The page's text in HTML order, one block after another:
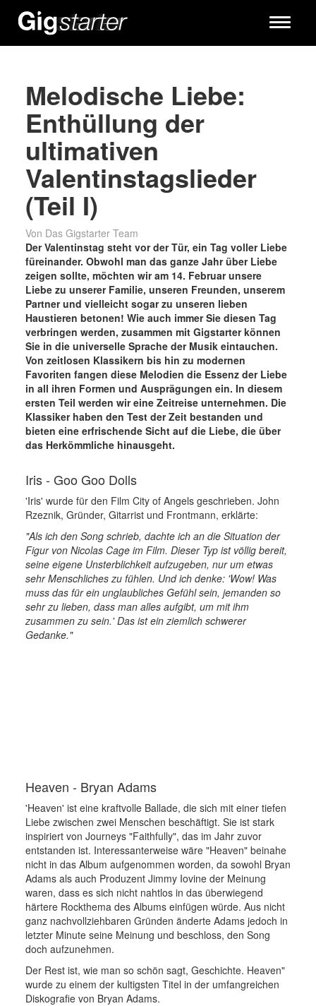
Toggle
Melodische Liebe:
Enthüllung der
ultimativen
Valentinstagslieder
(Teil I)
Von Das Gigstarter Team
Der Valentinstag steht vor der Tür, ein Tag voller Liebe
füreinander. Obwohl man das ganze Jahr über Liebe
zeigen sollte, möchten wir am 14. Februar unsere
Liebe zu unserer Familie, unseren Freunden, unserem
Partner und vielleicht sogar zu unseren lieben
Haustieren betonen! Wie auch immer Sie diesen Tag
verbringen werden, zusammen mit Gigstarter können
Sie in die universelle Sprache der Musik eintauchen.
Von zeitlosen Klassikern bis hin zu modernen
Favoriten fangen diese Melodien die Essenz der Liebe
in all ihren Formen und Ausprägungen ein. In diesem
ersten Teil werden wir eine Zeitreise unternehmen. Die
Klassiker haben den Test der Zeit bestanden und
bieten eine erfrischende Sicht auf die Liebe, die über
das Herkömmliche hinausgeht.
Iris - Goo Goo Dolls
'Iris' wurde für den Film City of Angels geschrieben. John
Rzeznik, Gründer, Gitarrist und Frontmann, erklärte:
"Als ich den Song schrieb, dachte ich an die Situation der
Figur von Nicolas Cage im Film. Dieser Typ ist völlig bereit,
seine eigene Unsterblichkeit aufzugeben, nur um etwas
sehr Menschliches zu fühlen. Und ich denke: 'Wow! Was
muss das für ein unglaubliches Gefühl sein, jemanden so
sehr zu lieben, dass man alles aufgibt, um mit ihm
zusammen zu sein.' Das ist ein ziemlich schwerer
Gedanke."
Heaven - Bryan Adams
'Heaven' ist eine kraftvolle Ballade, die sich mit einer tiefen
Liebe zwischen zwei Menschen beschäftigt. Sie ist stark
inspiriert von Journeys "Faithfully", das im Jahr zuvor
entstanden ist. Interessanterweise wäre "Heaven" beinahe
nicht in das Album aufgenommen worden, da sowohl Bryan
Adams als auch Produzent Jimmy Iovine der Meinung
waren, dass es sich nicht nahtlos in das überwiegend
härtere Rockthema des Albums einfügen würde. Aus nicht
ganz nachvollziehbaren Gründen änderte Adams jedoch in
letzter Minute seine Meinung und beschloss, den Song
doch aufzunehmen.
Der Rest ist, wie man so schön sagt, Geschichte. Heaven"
wurde zu einem der kultigsten Titel in der umfangreichen
Diskografie von Bryan Adams.